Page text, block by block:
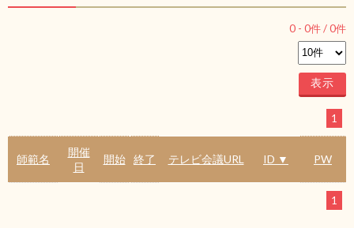
0 - 0件 /0件
1
師範名
開催
日
開始 終了 テレビ会議URL ID ▼ PW
1